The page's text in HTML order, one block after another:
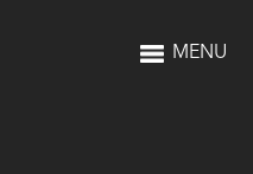
MENU